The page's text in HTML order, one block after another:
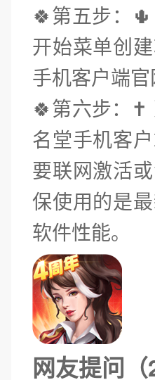
🍀第五步：
开始菜单创
手机客户端官
🍀第六步：✝️
名堂手机客
要联网激活
保使用的是
软件性能。
网友提问（